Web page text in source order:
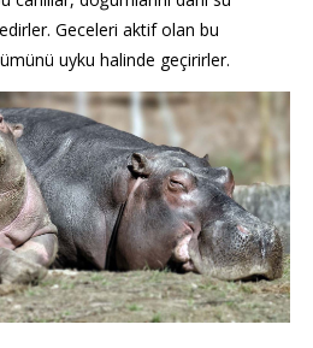
Geceleri aktif olan bu
uyku halinde geçirirler.